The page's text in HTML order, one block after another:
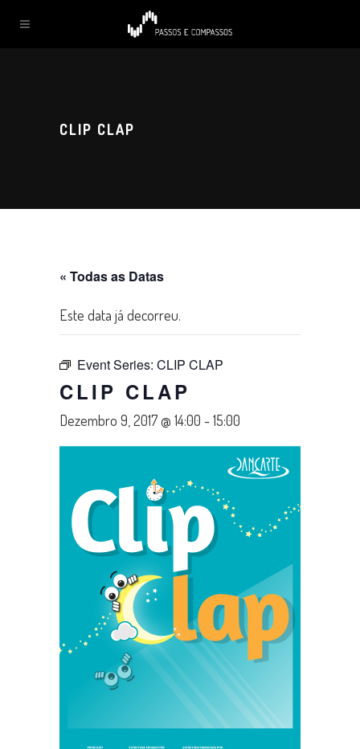
CLIP CLAP
« Todas as Datas
Este data já decorreu.
Event Series: CLIP CLAP
CLIP CLAP
Dezembro 9, 2017 @ 14:00 -15:00